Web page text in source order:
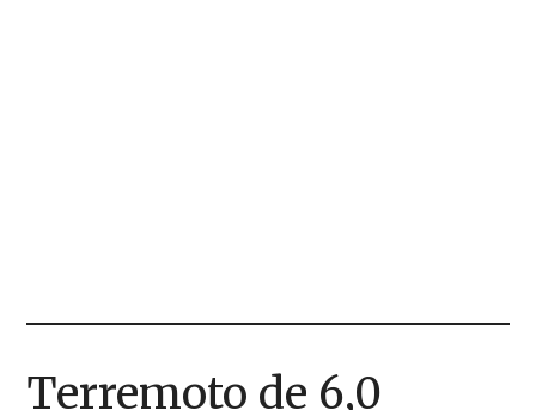
Terremoto de 6,0